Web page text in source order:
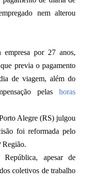
nem alterou
por 27 anos,
previa o pagamento
de viagem, além do
pelas
horas
Alegre (RS) julgou
foi reformada pelo
Região.
apesar de
coletivos de trabalho